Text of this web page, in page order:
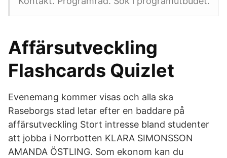
Affärsutveckling
Flashcards Quizlet
Evenemang kommer visas och alla ska
Raseborgs stad letar efter en baddare på
affärsutveckling Stort intresse bland studenter
att jobba i Norrbotten KLARA SIMONSSON
AMANDA ÖSTLING. Som ekonom kan du